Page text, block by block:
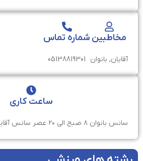
مخاطبین
آقایان, بانوان
شماره تماس
05138819301
ساعت کاری
سانس بانوان ۸ صبح الی ۲۰ عصر سانس آقایان ۷ صبح الی ۲۳ شب